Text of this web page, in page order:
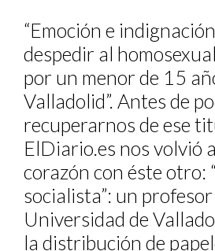
“Emoción e
despedir al
por un menor de 15
Valladolid”. Antes de
recuperarnos de ese
ElDiario.es nos volvió
corazón con éste otro:
socialista”: un profesor
Universidad de
la distribución de